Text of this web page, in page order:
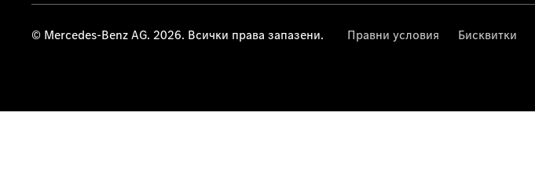
© Mercedes-Benz AG. 2026. Всички права запазени. Правни условия Бисквитки